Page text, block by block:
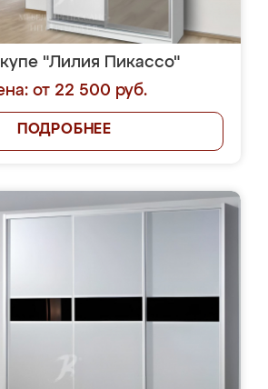
"Лилия Пикассо"
от 22 500 руб.
ПОДРОБНЕЕ